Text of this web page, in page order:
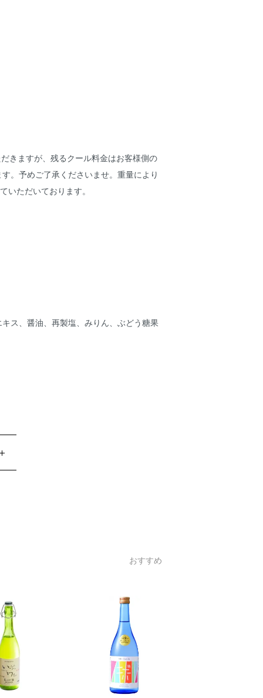
きますが、残るクール料金はお客様側の
。予めご了承くださいませ。重量により
いただいております。
ス、醤油、再製塩、みりん、ぶどう糖果
おすすめ